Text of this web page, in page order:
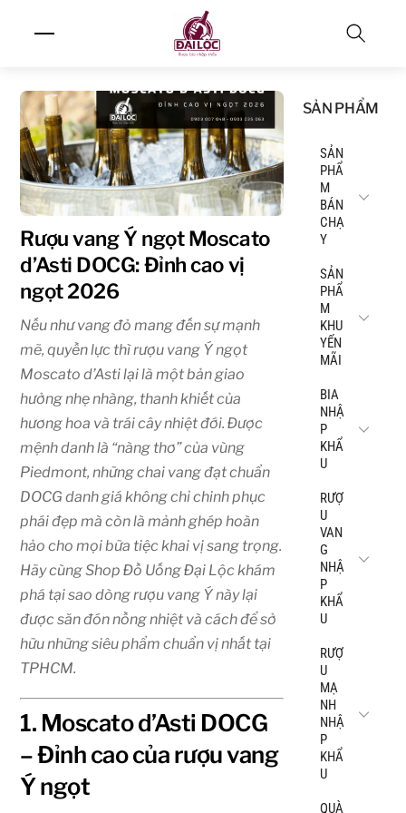
Menu
Rượu vang Ý ngọt Moscato
d’Asti DOCG: Đỉnh cao vị
ngọt 2026
Nếu như vang đỏ mang đến sự mạnh
mẽ, quyền lực thì rượu vang Ý ngọt
Moscato d’Asti lại là một bản giao
hưởng nhẹ nhàng, thanh khiết của
hương hoa và trái cây nhiệt đới. Được
mệnh danh là “nàng thơ” của vùng
Piedmont, những chai vang đạt chuẩn
DOCG danh giá không chỉ chinh phục
phái đẹp mà còn là mảnh ghép hoàn
hảo cho mọi bữa tiệc khai vị sang trọng.
Hãy cùng Shop Đồ Uống Đại Lộc khám
phá tại sao dòng rượu vang Ý này lại
được săn đón nồng nhiệt và cách để sở
hữu những siêu phẩm chuẩn vị nhất tại
TPHCM.
1. Moscato d’Asti DOCG
– Đỉnh cao của rượu vang
Ý ngọt
SẢN PHẨM
SẢN
PHẨ
M
BÁN
CHẠ
Y
SẢN
PHẨ
M
KHU
YẾN
MÃI
BIA
NHẬ
P
KHẨ
U
RƯỢ
U
VAN
G
NHẬ
P
KHẨ
U
RƯỢ
U
MẠ
NH
NHẬ
P
KHẨ
U
QUÀ